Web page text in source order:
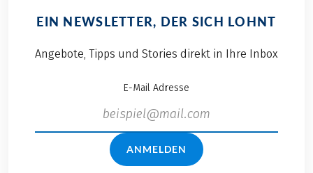
EIN NEWSLETTER, DER SICH LOHNT
Angebote, Tipps und Stories direkt in Ihre Inbox
E-Mail Adresse
ANMELDEN